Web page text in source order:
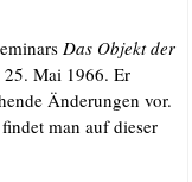
Das Objekt der
Mai 1966. Er
Ände­run­gen vor.
man auf die­ser